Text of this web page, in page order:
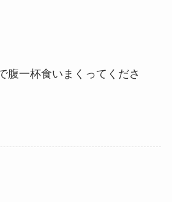
腹一杯食いまくってくださ